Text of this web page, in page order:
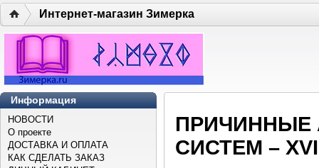
Интернет-магазин Зимерка
Информация
НОВОСТИ
О проекте
ДОСТАВКА И ОПЛАТА
КАК СДЕЛАТЬ ЗАКАЗ
ПРИЧИННЫЕ
СИСТЕМ –